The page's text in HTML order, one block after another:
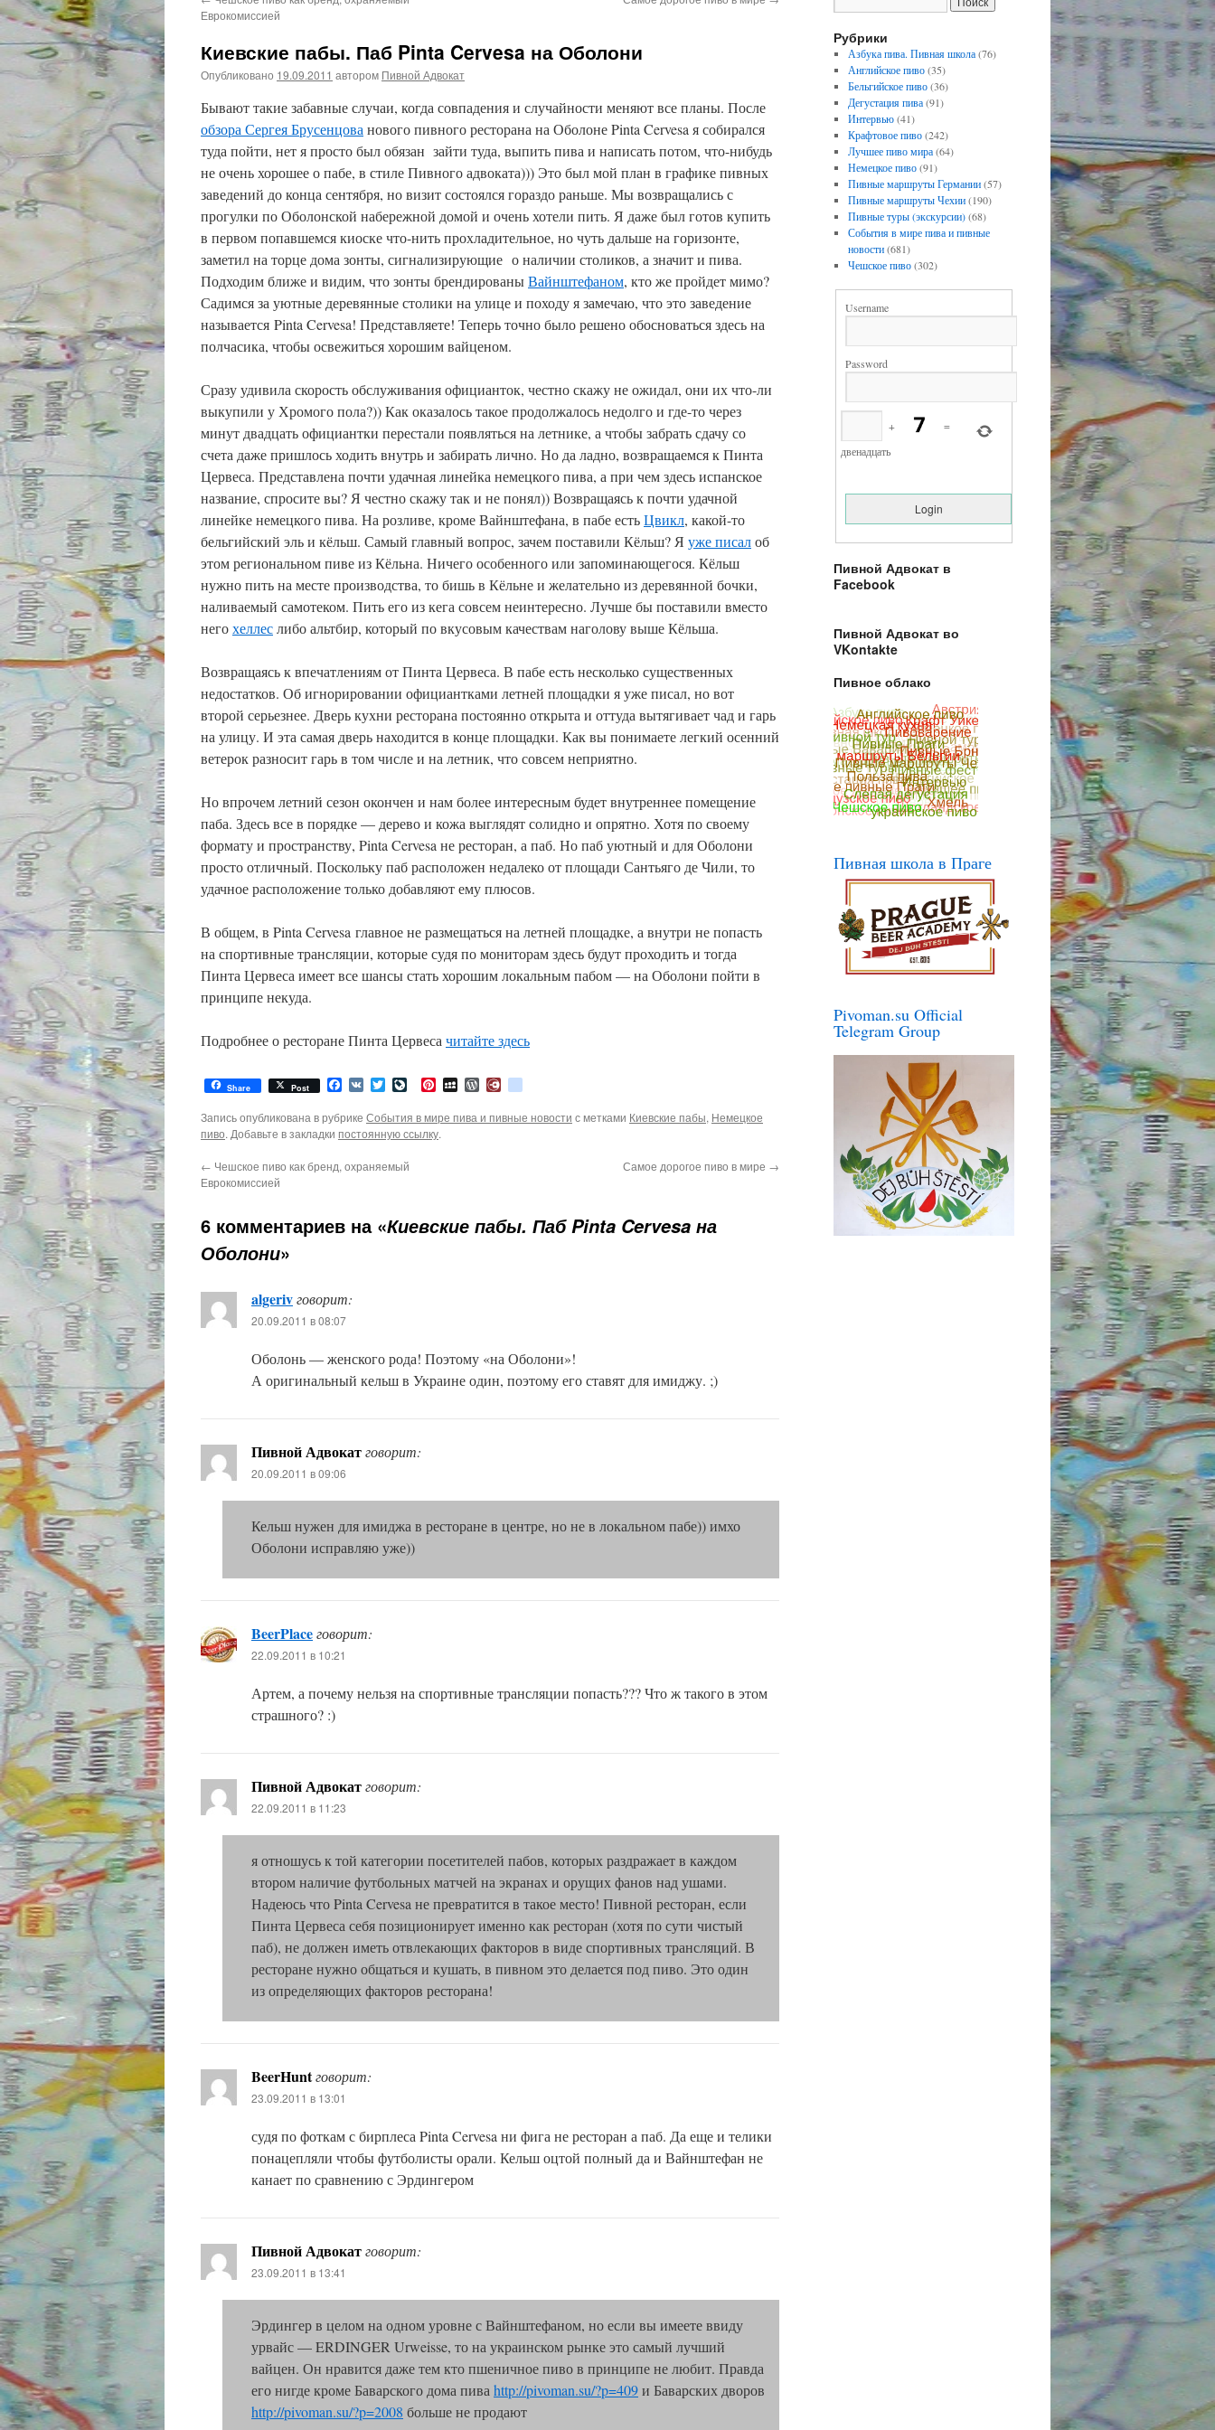
Еврокомиссией
Киевские пабы. Паб Pinta Cervesa на Оболони
Опубликовано 19.09.2011 автором Пивной Адвокат
Бывают такие забавные случаи, когда совпадения и случайности меняют все планы. После
обзора Сергея Брусенцова нового пивного ресторана на Оболоне Pinta Cervesa я собирался
туда пойти, нет я просто был обязан зайти туда, выпить пива и написать потом, что-нибудь
не очень хорошее о пабе, в стиле Пивного адвоката))) Это был мой план в графике пивных
заведений до конца сентября, но визит состоялся гораздо раньше. Мы возвращались с
прогулки по Оболонской набережной домой и очень хотели пить. Я даже был готов купить
в первом попавшемся киоске что-нить прохладительное, но чуть дальше на горизонте,
заметил на торце дома зонты, сигнализирующие о наличии столиков, а значит и пива.
Подходим ближе и видим, что зонты брендированыВайнштефаном, кто же пройдет мимо?
Садимся за уютные деревянные столики на улице и походу я замечаю, что это заведение
называется Pinta Cervesa! Представляете! Теперь точно было решено обосноваться здесь на
полчасика, чтобы освежиться хорошим вайценом.
Сразу удивила скорость обслуживания официанток, честно скажу не ожидал, они их что-ли
выкупили у Хромого пола?)) Как оказалось такое продолжалось недолго и где-то через
минут двадцать официантки перестали появляться на летнике, а чтобы забрать сдачу со
счета даже пришлось ходить внутрь и забирать лично. Но да ладно, возвращаемся к Пинта
Цервеса. Представлена почти удачная линейка немецкого пива, а при чем здесь испанское
название, спросите вы? Я честно скажу так и не понял)) Возвращаясь к почти удачной
линейке немецкого пива. На розливе, кроме Вайнштефана, в пабе естьЦвикл, какой-то
бельгийский эль и кёльш. Самый главный вопрос, зачем поставили Кёльш? Я уже писалоб
этом региональном пиве из Кёльна. Ничего особенного или запоминающегося. Кёльш
нужно пить на месте производства, то бишь в Кёльне и желательно из деревянной бочки,
наливаемый самотеком. Пить его из кега совсем неинтересно. Лучше бы поставили вместо
негохеллеслибо альтбир, который по вкусовым качествам наголову выше Кёльша.
Возвращаясь к впечатлениям от Пинта Цервеса. В пабе есть несколько существенных
недостатков. Об игнорировании официантками летней площадки я уже писал, но вот
второй серьезнее. Дверь кухни ресторана постоянно открыта и оттуда вытягивает чад и гарь
на улицу. И эта самая дверь находится в конце площадки. Как вы понимаете легкий осенний
ветерок разносит гарь в том числе и на летник, что совсем неприятно.
Но впрочем летний сезон окончен и нам более интересным будет внутреннее помещение
паба. Здесь все в порядке — дерево и кожа выглядят солидно и опрятно. Хотя по своему
формату и пространству, Pinta Cervesa не ресторан, а паб. Но паб уютный и для Оболони
просто отличный. Поскольку паб расположен недалеко от площади Сантьяго де Чили, то
удачное расположение только добавляют ему плюсов.
В общем, в Pinta Cervesa главное не размещаться на летней площадке, а внутри не попасть
на спортивные трансляции, которые судя по мониторам здесь будут проходить и тогда
Пинта Цервеса имеет все шансы стать хорошим локальным пабом — на Оболони пойти в
принципе некуда.
Подробнее о ресторане Пинта Цервеса читайте здесь
Share Post Facebook
VK TwitterLiveJournal
PinterestMySpaceWordPress
Diary.Ru
Запись опубликована в рубрике События в мире пива и пивные новости с метками Киевские пабы, Немецкое
пиво. Добавьте в закладки постоянную ссылку.
← Чешское пиво как бренд, охраняемый
Еврокомиссией
Самое дорогое пиво в мире →
6 комментариев на «Киевские пабы. Паб Pinta Cervesa на
Оболони»
algerivговорит:
20.09.2011 в 08:07
Оболонь — женского рода! Поэтому «на Оболони»!
А оригинальный кельш в Украине один, поэтому его ставят для имиджу. ;)
Пивной Адвокатговорит:
20.09.2011 в 09:06
Кельш нужен для имиджа в ресторане в центре, но не в локальном пабе)) имхо
Оболони исправляю уже))
BeerPlaceговорит:
22.09.2011 в 10:21
Артем, а почему нельзя на спортивные трансляции попасть??? Что ж такого в этом
страшного? :)
Пивной Адвокатговорит:
22.09.2011 в 11:23
я отношусь к той категории посетителей пабов, которых раздражает в каждом
втором наличие футбольных матчей на экранах и орущих фанов над ушами.
Надеюсь что Pinta Cervesa не превратится в такое место! Пивной ресторан, если
Пинта Цервеса себя позиционирует именно как ресторан (хотя по сути чистый
паб), не должен иметь отвлекающих факторов в виде спортивных трансляций. В
ресторане нужно общаться и кушать, в пивном это делается под пиво. Это один
из определяющих факторов ресторана!
BeerHuntговорит:
23.09.2011 в 13:01
судя по фоткам с бирплеса Pinta Cervesa ни фига не ресторан а паб. Да еще и телики
понацепляли чтобы футболисты орали. Кельш оцтой полный да и Вайнштефан не
канает по сравнению с Эрдингером
Пивной Адвокатговорит:
23.09.2011 в 13:41
Эрдингер в целом на одном уровне с Вайнштефаном, но если вы имеете ввиду
урвайс — ERDINGER Urweisse, то на украинском рынке это самый лучший
вайцен. Он нравится даже тем кто пшеничное пиво в принципе не любит. Правда
его нигде кроме Баварского дома пива http://pivoman.su/?p=409и Баварских дворов
http://pivoman.su/?p=2008 больше не продают
Рубрики
Азбука пива. Пивная школа(76)
Английское пиво(35)
Бельгийское пиво(36)
Дегустация пива(91)
Интервью(41)
Крафтовое пиво(242)
Лучшее пиво мира(64)
Немецкое пиво(91)
Пивные маршруты Германии(57)
Пивные маршруты Чехии(190)
Пивные туры (экскурсии)(68)
События в мире пива и пивные
новости(681)
Чешское пиво(302)
Username
Password
+
=
двенадцать
Пивной Адвокат в
Facebook
Пивной Адвокат во
VKontakte
Пивное облако
Пивная школа в Праге
Pivoman.su Official
Telegram Group